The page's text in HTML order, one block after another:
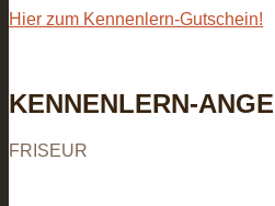
Hier zum Kennenlern-Gutschein!
KENNENLERN-
FRISEUR